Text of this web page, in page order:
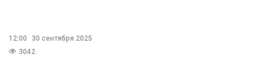
12:00
30 сентября 2025
3042